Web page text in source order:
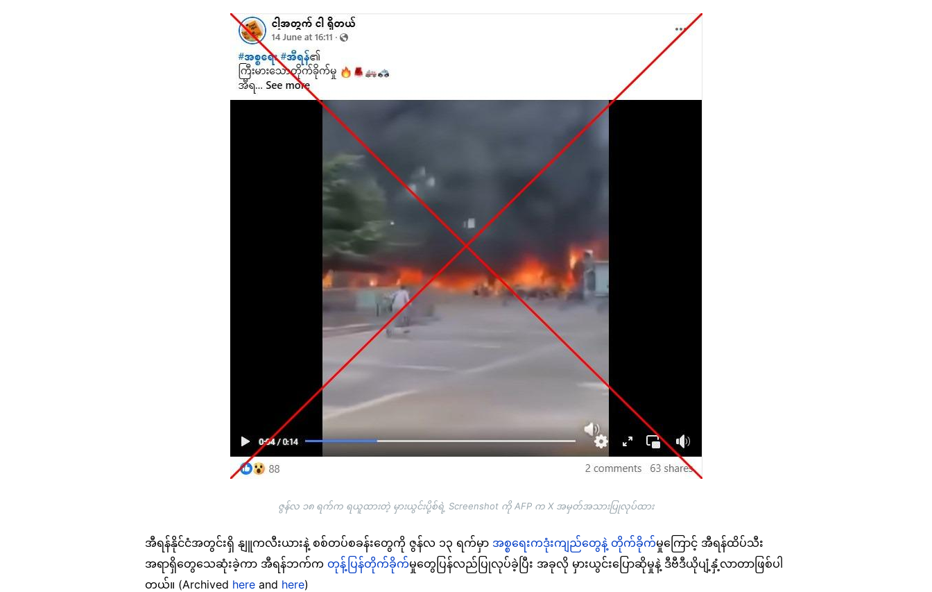
ဇွန်လ ၁၈ ရက်က ရယူထားတဲ့ မှားယွင်းပို့စ်ရဲ့ Screenshot ကို AFP က X အမှတ်အသားပြုလုပ်ထား
အီရန်နိုင်ငံအတွင်းရှိ နျူကလီးယားနဲ့ စစ်တပ်စခန်းတွေကို ဇွန်လ ၁၃ ရက်မှာ အစ္စရေးကဒုံးကျည်တွေနဲ့ တိုက်ခိုက်မှုကြောင့် အီရန်ထိပ်သီး
အရာရှိတွေသေဆုံးခဲ့ကာ အီရန်ဘက်က တုန့်ပြန်တိုက်ခိုက်မှုတွေပြန်လည်ပြုလုပ်ခဲ့ပြီး အခုလို မှားယွင်းပြောဆိုမှုနဲ့ ဒီဗီဒီယိုပျံ့နှံ့လာတာဖြစ်ပါ
တယ်။ (Archived here and here)